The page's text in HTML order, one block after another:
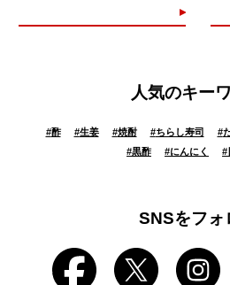
人気のキー
#酢 #生姜 #焼酎 #ちらし寿司 #
#黒酢 #にんにく #
SNSをフォ